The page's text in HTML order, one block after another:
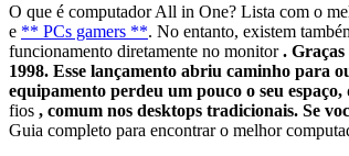
O que é computador All in One? Lista com o
e ** PCs gamers **. No entanto, existem
funcionamento diretamente no monitor.
1998. Esse lançamento abriu caminho para
equipamento perdeu um pouco o seu
fios , comum nos desktops tradicionais. Se
Guia completo para encontrar o melhor